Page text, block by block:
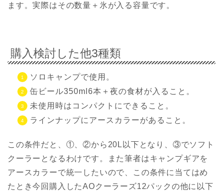
ます。実際はその数量＋氷が入る容量です。
購入検討した他3種類
ソロキャンプで使用。
缶ビール350ml6本＋夜の食材が入ること。
未使用時はコンパクトにできること。
ラインナップにアースカラーがあること。
この条件だと、①、②から20L以下となり、③でソフト
クーラーとなるわけです。また筆者はキャンプギアを
アースカラーで統一したいので、この条件に当てはめ
たとき今回購入したAOクーラーズ12パックの他に以下